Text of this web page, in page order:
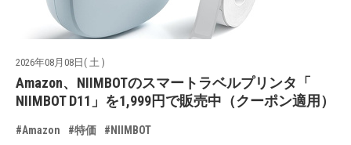
2026年08月08日( 土 )
Amazon、NIIMBOTのスマートラベルプリンタ「
NIIMBOT D11」を1,999円で販売中（クーポン適用）
#Amazon #特価 #NIIMBOT